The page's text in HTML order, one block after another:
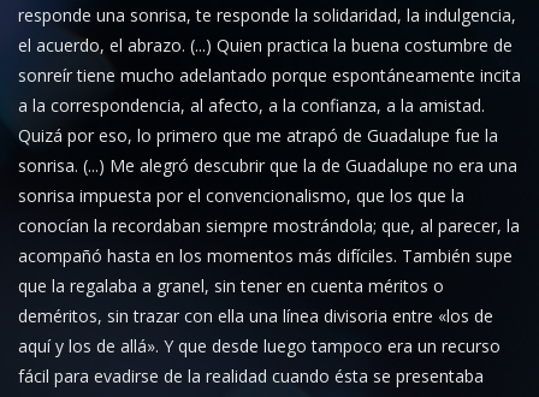
responde una sonrisa, te responde la solidaridad, la indulgencia,
el acuerdo, el abrazo. (...) Quien practica la buena costumbre de
sonreír tiene mucho adelantado porque espontáneamente incita
a la correspondencia, al afecto, a la confianza, a la amistad.
Quizá por eso, lo primero que me atrapó de Guadalupe fue la
sonrisa. (...) Me alegró descubrir que la de Guadalupe no era una
sonrisa impuesta por el convencionalismo, que los que la
conocían la recordaban siempre mostrándola; que, al parecer, la
acompañó hasta en los momentos más difíciles. También supe
que la regalaba a granel, sin tener en cuenta méritos o
deméritos, sin trazar con ella una línea divisoria entre «los de
aquí y los de allá». Y que desde luego tampoco era un recurso
fácil para evadirse de la realidad cuando ésta se presentaba